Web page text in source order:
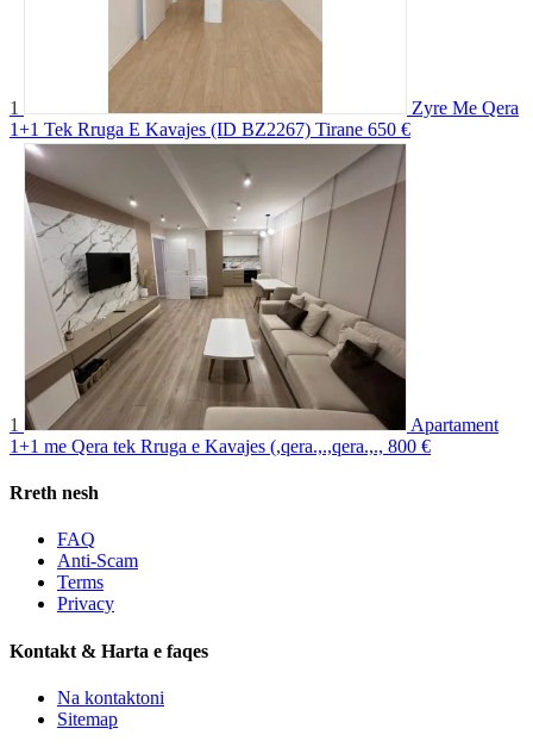
1
Zyre Me Qera
1+1 Tek Rruga E Kavajes (ID BZ2267) Tirane 650 €
1
Apartament
1+1 me Qera tek Rruga e Kavajes (,qera.,.,qera.,., 800 €
Rreth nesh
FAQ
Anti-Scam
Terms
Privacy
Kontakt & Harta e faqes
Na kontaktoni
Sitemap